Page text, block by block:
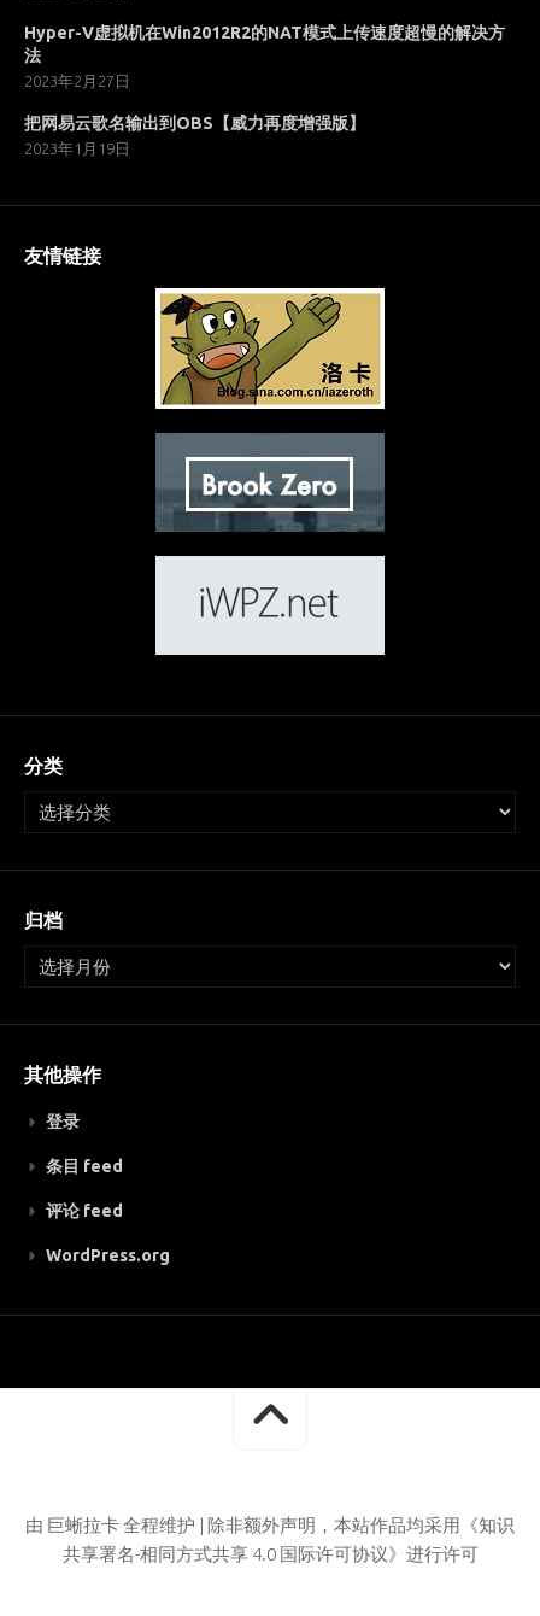
Hyper-V虚拟机在Win2012R2的NAT模式上传速度超慢的解决方
法
2023年2月27日
把网易云歌名输出到OBS【威力再度增强版】
2023年1月19日
友情链接
分类
归档
其他操作
登录
条目 feed
评论 feed
WordPress.org
由 巨蜥拉卡 全程维护 | 除非额外声明，本站作品均采用《知识
共享署名-相同方式共享 4.0 国际许可协议》进行许可